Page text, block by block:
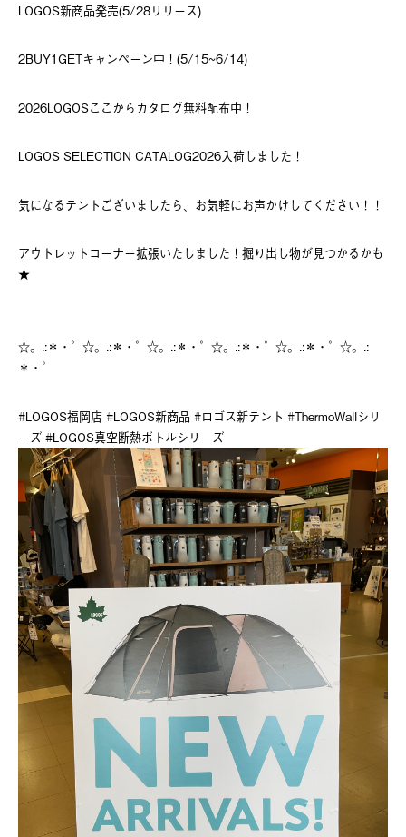
LOGOS新商品発売(5/28リリース)
2BUY1GETキャンペーン中！(5/15~6/14)
2026LOGOSここからカタログ無料配布中！
LOGOS SELECTION CATALOG2026入荷しました！
気になるテントございましたら、お気軽にお声かけしてください！！
アウトレットコーナー拡張いたしました！掘り出し物が見つかるかも
★
☆。.:＊・゜☆。.:＊・゜☆。.:＊・゜☆。.:＊・゜☆。.:＊・゜☆。.:
＊・゜
#LOGOS福岡店 #LOGOS新商品 #ロゴス新テント #ThermoWallシリ
ーズ #LOGOS真空断熱ボトルシリーズ